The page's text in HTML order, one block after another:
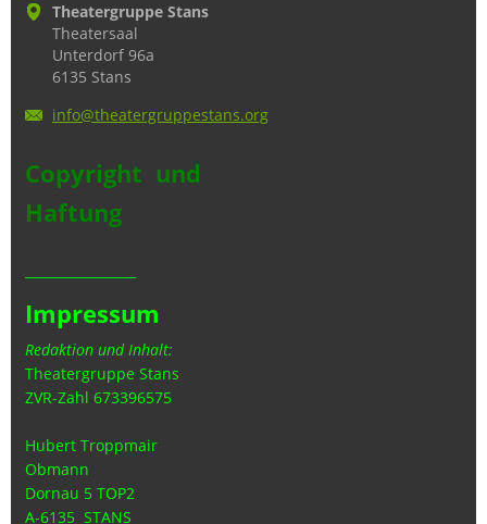
Theatergruppe Stans
Theatersaal
Unterdorf 96a
6135 Stans
info@theatergruppestans.org
Copyright und
Haftung
Impressum
Redaktion und Inhalt:
Theatergruppe Stans
ZVR-Zahl 673396575
Hubert Troppmair
Obmann
Dornau 5 TOP2
A-6135 STANS